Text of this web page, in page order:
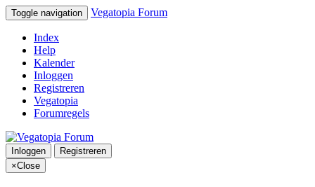
Toggle navigation Vegatopia Forum
Index
Help
Kalender
Inloggen
Registreren
Vegatopia
Forumregels
Inloggen
Registreren
×Close